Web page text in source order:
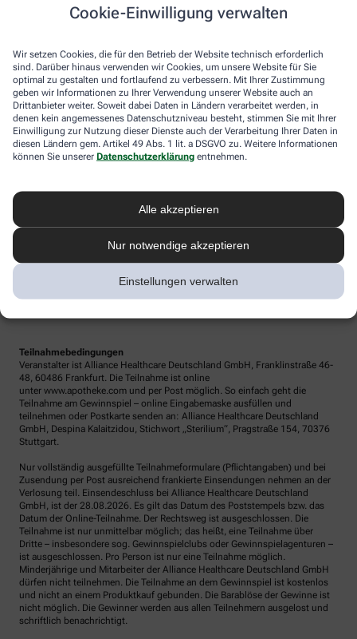
Cookie-Einwilligung verwalten
Wir setzen Cookies, die für den Betrieb der Website technisch erforderlich
sind. Darüber hinaus verwenden wir Cookies, um unsere Website für Sie
optimal zu gestalten und fortlaufend zu verbessern. Mit Ihrer Zustimmung
geben wir Informationen zu Ihrer Verwendung unserer Website auch an
Drittanbieter weiter. Soweit dabei Daten in Ländern verarbeitet werden, in
denen kein angemessenes Datenschutzniveau besteht, stimmen Sie mit Ihrer
Einwilligung zur Nutzung dieser Dienste auch der Verarbeitung Ihrer Daten in
diesen Ländern gem. Artikel 49 Abs. 1 lit. a DSGVO zu. Weitere Informationen
können Sie unserer Datenschutzerklärung entnehmen.
Alle akzeptieren
Nur notwendige akzeptieren
Einstellungen verwalten
Teilnahmebedingungen
Veranstalter ist Alliance Healthcare Deutschland GmbH, Franklinstraße 46-
48, 60486 Frankfurt. Die Teilnahme ist online
unter www.apotheke.com und per Post möglich. So einfach geht die
Teilnahme am Gewinnspiel – online Eingabemaske ausfüllen und
teilnehmen oder Postkarte senden an: Alliance Healthcare Deutschland
GmbH, Despina Kalaitzidou, Stichwort „Sterilium“, Pragstraße 154, 70376
Stuttgart.
Nur vollständig ausgefüllte Teilnahmeformulare (Pflichtangaben) und bei
Zusendung per Post ausreichend frankierte Einsendungen nehmen an der
Verlosung teil. Einsendeschluss bei Alliance Healthcare Deutschland
GmbH, ist der 28.08.2026. Es gilt das Datum des Poststempels bzw. das
Datum der Online-Teilnahme. Der Rechtsweg ist ausgeschlossen. Die
Teilnahme ist nur unmittelbar möglich; das heißt, eine Teilnahme über
Dritte – insbesondere sog. Gewinnspielclubs oder Gewinnspielagenturen –
ist ausgeschlossen. Pro Person ist nur eine Teilnahme möglich.
Minderjährige und Mitarbeiter der Alliance Healthcare Deutschland GmbH
dürfen nicht teilnehmen. Die Teilnahme an dem Gewinnspiel ist kostenlos
und nicht an einem Produktkauf gebunden. Die Barablöse der Gewinne ist
nicht möglich. Die Gewinner werden aus allen Teilnehmern ausgelost und
schriftlich benachrichtigt.